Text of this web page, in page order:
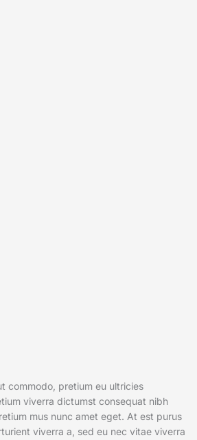
commodo, pretium eu ultricies
viverra dictumst consequat nibh
mus nunc amet eget. At est purus
viverra a, sed eu nec vitae viverra